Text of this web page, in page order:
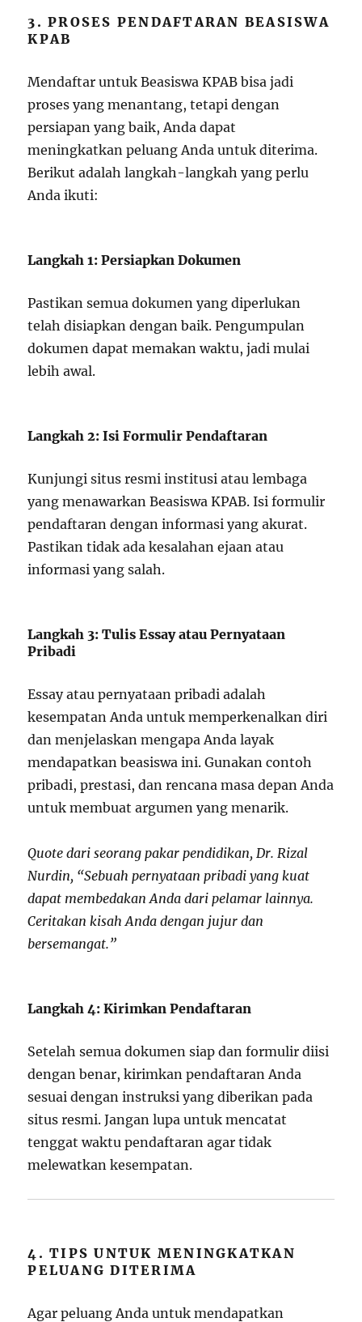
3. PROSES PENDAFTARAN BEASISWA
KPAB
Mendaftar untuk Beasiswa KPAB bisa jadi
proses yang menantang, tetapi dengan
persiapan yang baik, Anda dapat
meningkatkan peluang Anda untuk diterima.
Berikut adalah langkah-langkah yang perlu
Anda ikuti:
Langkah 1: Persiapkan Dokumen
Pastikan semua dokumen yang diperlukan
telah disiapkan dengan baik. Pengumpulan
dokumen dapat memakan waktu, jadi mulai
lebih awal.
Langkah 2: Isi Formulir Pendaftaran
Kunjungi situs resmi institusi atau lembaga
yang menawarkan Beasiswa KPAB. Isi formulir
pendaftaran dengan informasi yang akurat.
Pastikan tidak ada kesalahan ejaan atau
informasi yang salah.
Langkah 3: Tulis Essay atau Pernyataan
Pribadi
Essay atau pernyataan pribadi adalah
kesempatan Anda untuk memperkenalkan diri
dan menjelaskan mengapa Anda layak
mendapatkan beasiswa ini. Gunakan contoh
pribadi, prestasi, dan rencana masa depan Anda
untuk membuat argumen yang menarik.
Quote dari seorang pakar pendidikan, Dr. Rizal
Nurdin, “Sebuah pernyataan pribadi yang kuat
dapat membedakan Anda dari pelamar lainnya.
Ceritakan kisah Anda dengan jujur dan
bersemangat.”
Langkah 4: Kirimkan Pendaftaran
Setelah semua dokumen siap dan formulir diisi
dengan benar, kirimkan pendaftaran Anda
sesuai dengan instruksi yang diberikan pada
situs resmi. Jangan lupa untuk mencatat
tenggat waktu pendaftaran agar tidak
melewatkan kesempatan.
4. TIPS UNTUK MENINGKATKAN
PELUANG DITERIMA
Agar peluang Anda untuk mendapatkan